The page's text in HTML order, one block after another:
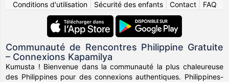
Conditions d'utilisation| Sécurité des enfants| Contact| FAQ
Communauté de Rencontres Philippine Gratuite
– Connexions Kapamilya
Kumusta ! Bienvenue dans la communauté la plus chaleureuse
des Philippines pour des connexions authentiques. Philippines-